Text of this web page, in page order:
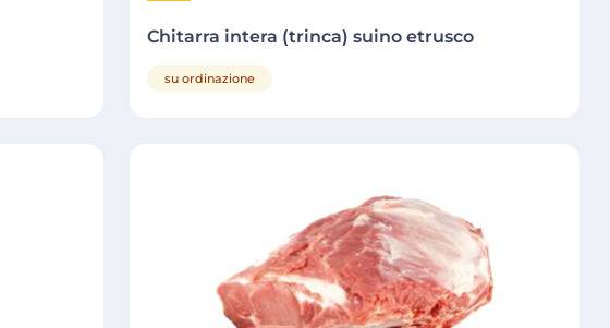
Chitarra intera (trinca) suino etrusco
su ordinazione